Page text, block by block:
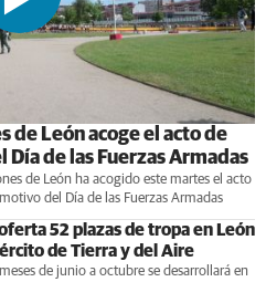
de León acoge el acto de
de las Fuerzas Armadas
de León ha acogido este martes el acto
del Día de las Fuerzas Armadas
52 plazas de tropa en León
de Tierra y del Aire
de junio a octubre se desarrollará en